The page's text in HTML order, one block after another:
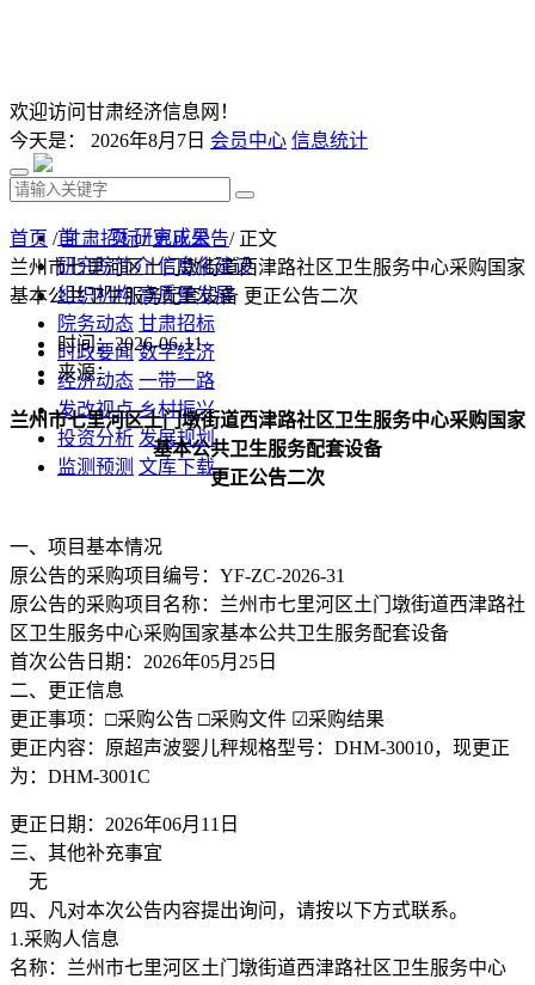
欢迎访问甘肃经济信息网！
今天是： 2026年8月7日 会员中心 信息统计
首 页 研究成果
研究院简介 信息化建设
组织机构 高质量发展
院务动态 甘肃招标
时政要闻 数字经济
经济动态 一带一路
发改视点 乡村振兴
投资分析 发展规划
监测预测 文库下载
首页 /甘肃招标/更正公告/ 正文
兰州市七里河区土门墩街道西津路社区卫生服务中心采购国家
基本公共卫生服务配套设备 更正公告二次
时间：2026-06-11
来源：
兰州市七里河区土门墩街道西津路社区卫生服务中心采购国家
基本公共卫生服务配套设备
更正公告二次
一、项目基本情况
原公告的采购项目编号：YF-ZC-2026-31
原公告的采购项目名称：兰州市七里河区土门墩街道西津路社
区卫生服务中心采购国家基本公共卫生服务配套设备
首次公告日期：2026年05月25日
二、更正信息
更正事项：□采购公告 □采购文件 ☑采购结果
更正内容：原超声波婴儿秤规格型号：DHM-30010，现更正
为：DHM-3001C
更正日期：2026年06月11日
三、其他补充事宜
无
四、凡对本次公告内容提出询问，请按以下方式联系。
1.采购人信息
名称：兰州市七里河区土门墩街道西津路社区卫生服务中心